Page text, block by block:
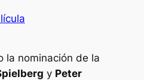
la nominación de la
y Peter